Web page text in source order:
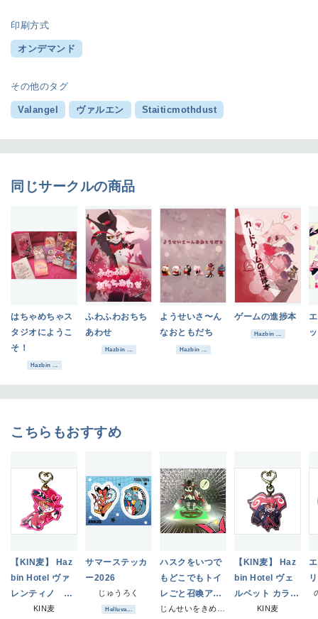
印刷方式
オンデマンド
その他のタグ
Valangel ヴァルエン Staiticmothdust
同じサークルの商品
はちゃめちゃス
タジオにようこ
そ！
Hazbin ...
ふわふわおちち
あわせ
Hazbin ...
ようせいさ〜ん
なおともだち
Hazbin ...
ゲームの進捗本
Hazbin ...
こちらもおすすめ
【KIN麦】 Haz
bin Hotel ヴァ
レンティノ カ
ラーアクリルキ
KIN麦
サマーステッカ
ー2026
じゅうろく
Helluva...
ハスクをいつで
もどこでもトイ
レごと召喚アク
スタ
【KIN麦】 Haz
bin Hotel ヴェ
ルベット カラー
アクリルキーホ
KIN麦